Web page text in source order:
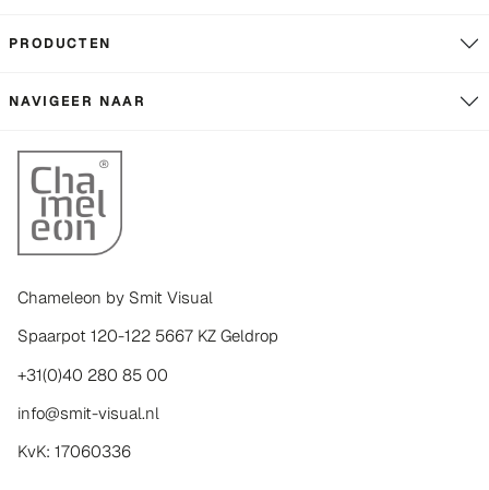
PRODUCTEN
NAVIGEER NAAR
Chameleon by Smit Visual
Spaarpot 120-122 5667 KZ Geldrop
+31(0)40 280 85 00
info@smit-visual.nl
KvK: 17060336